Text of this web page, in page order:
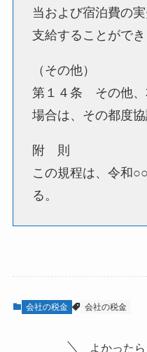
当および宿泊費の
支給することができ
（その他）
第１４条 その他、
場合は、その都度協
附 則
この規程は、令和
る。
会社の税金 会社の税金
よかった